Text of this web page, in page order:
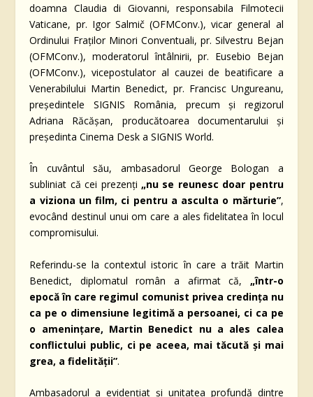
doamna Claudia di Giovanni, responsabila Filmotecii
Vaticane, pr. Igor Salmič (OFMConv.), vicar general al
Ordinului Fraților Minori Conventuali, pr. Silvestru Bejan
(OFMConv.), moderatorul întâlnirii, pr. Eusebio Bejan
(OFMConv.), vicepostulator al cauzei de beatificare a
Venerabilului Martin Benedict, pr. Francisc Ungureanu,
președintele SIGNIS România, precum și regizorul
Adriana Răcășan, producătoarea documentarului și
președinta Cinema Desk a SIGNIS World.
În cuvântul său, ambasadorul George Bologan a
subliniat că cei prezenți „nu se reunesc doar pentru
a viziona un film, ci pentru a asculta o mărturie”,
evocând destinul unui om care a ales fidelitatea în locul
compromisului.
Referindu-se la contextul istoric în care a trăit Martin
Benedict, diplomatul român a afirmat că, „într-o
epocă în care regimul comunist privea credința nu
ca pe o dimensiune legitimă a persoanei, ci ca pe
o amenințare, Martin Benedict nu a ales calea
conflictului public, ci pe aceea, mai tăcută și mai
grea, a fidelității”.
Ambasadorul a evidențiat și unitatea profundă dintre